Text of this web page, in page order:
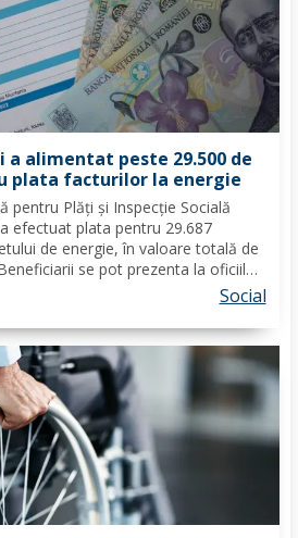
a alimentat peste 29.500 de
plata facturilor la energie
pentru Plăți și Inspecție Socială
efectuat plata pentru 29.687
de energie, în valoare totală de
se pot prezenta la oficiile
pentru a utiliza suma la plata
Social